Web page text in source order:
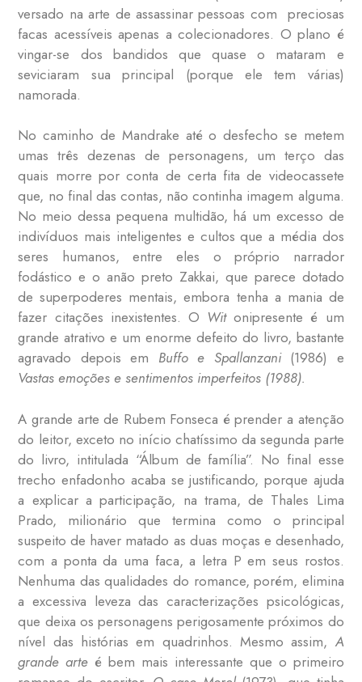
versado na arte de assassinar pessoas com preciosas
facas acessíveis apenas a colecionadores. O plano é
vingar-se dos bandidos que quase o mataram e
seviciaram sua principal (porque ele tem várias)
namorada.
No caminho de Mandrake até o desfecho se metem
umas três dezenas de personagens, um terço das
quais morre por conta de certa fita de videocassete
que, no final das contas, não continha imagem alguma.
No meio dessa pequena multidão, há um excesso de
indivíduos mais inteligentes e cultos que a média dos
seres humanos, entre eles o próprio narrador
fodástico e o anão preto Zakkai, que parece dotado
de superpoderes mentais, embora tenha a mania de
fazer citações inexistentes. O Witonipresente é um
grande atrativo e um enorme defeito do livro, bastante
agravado depois em Buffo e Spallanzani (1986) e
Vastas emoções e sentimentos imperfeitos (1988).
A grande arte de Rubem Fonseca é prender a atenção
do leitor, exceto no início chatíssimo da segunda parte
do livro, intitulada “Álbum de família”. No final esse
trecho enfadonho acaba se justificando, porque ajuda
a explicar a participação, na trama, de Thales Lima
Prado, milionário que termina como o principal
suspeito de haver matado as duas moças e desenhado,
com a ponta da uma faca, a letra P em seus rostos.
Nenhuma das qualidades do romance, porém, elimina
a excessiva leveza das caracterizações psicológicas,
que deixa os personagens perigosamente próximos do
nível das histórias em quadrinhos. Mesmo assim, A
grande arte é bem mais interessante que o primeiro